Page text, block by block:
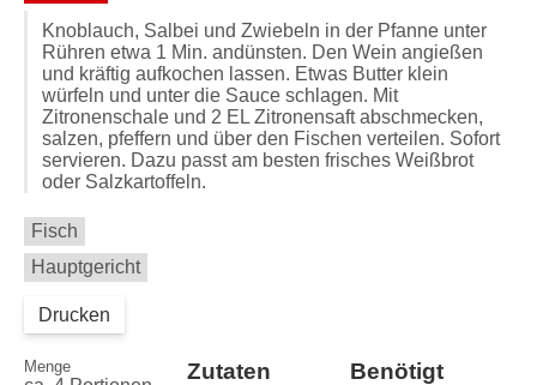
Knoblauch, Salbei und Zwiebeln in der Pfanne unter
Rühren etwa 1 Min. andünsten. Den Wein angießen
und kräftig aufkochen lassen. Etwas Butter klein
würfeln und unter die Sauce schlagen. Mit
Zitronenschale und 2 EL Zitronensaft abschmecken,
salzen, pfeffern und über den Fischen verteilen. Sofort
servieren. Dazu passt am besten frisches Weißbrot
oder Salzkartoffeln.
Fisch
Hauptgericht
Drucken
Menge Zutaten Benötigt